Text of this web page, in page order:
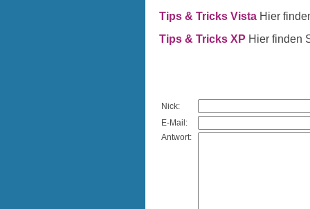
Tips & Tricks Vista Hier
Tips & Tricks XP Hier finden
Nick:
E-Mail:
Antwort: